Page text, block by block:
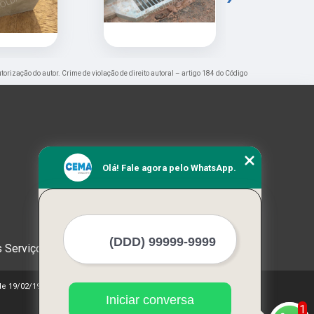
do autor. Crime de violação de direito autoral – artigo 184 do Código
19/02/1998)
1
Olá! Fale agora pelo WhatsApp.
Iniciar conversa